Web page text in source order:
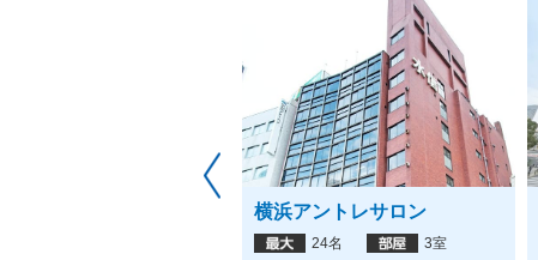
横浜アントレサロン
24名
3室